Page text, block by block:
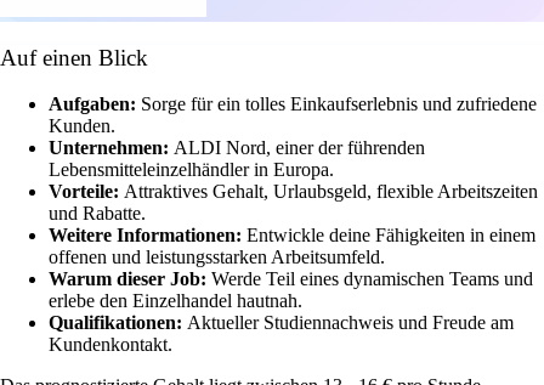
Auf einen Blick
Aufgaben: Sorge für ein tolles Einkaufserlebnis und zufriedene
Kunden.
Unternehmen: ALDI Nord, einer der führenden
Lebensmitteleinzelhändler in Europa.
Vorteile: Attraktives Gehalt, Urlaubsgeld, flexible Arbeitszeiten
und Rabatte.
Weitere Informationen: Entwickle deine Fähigkeiten in einem
offenen und leistungsstarken Arbeitsumfeld.
Warum dieser Job: Werde Teil eines dynamischen Teams und
erlebe den Einzelhandel hautnah.
Qualifikationen: Aktueller Studiennachweis und Freude am
Kundenkontakt.